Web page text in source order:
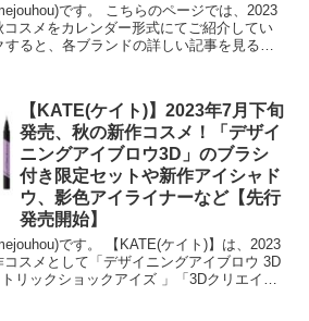
ちらのページでは、2023
スメをカレンダー形式にてご紹介してい
【KATE(ケイト)】2023年7月下旬
発売、秋の新作コスメ！「デザイ
ニングアイブロウ3D」のブラシ
付き限定セットや新作アイシャド
ウ、影色アイライナーなど【先行
発売開始】
ケイト)】は、2023
スメとして「デザイニングアイブロウ 3D
リックショックアイズ 」「3Dクリエイト